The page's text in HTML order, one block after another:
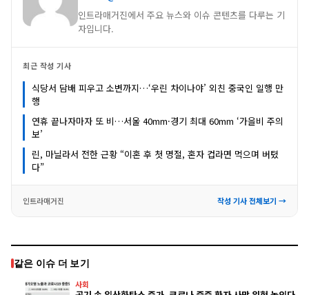
인트라매거진에서 주요 뉴스와 이슈 콘텐츠를 다루는 기
자입니다.
최근 작성 기사
식당서 담배 피우고 소변까지…‘우린 차이나야’ 외친 중국인 일행 만
행
연휴 끝나자마자 또 비…서울 40mm·경기 최대 60mm ‘가을비 주의
보’
린, 마닐라서 전한 근황 “이혼 후 첫 명절, 혼자 컵라면 먹으며 버텼
다”
인트라매거진 작성 기사 전체보기 →
같은 이슈 더 보기
사회